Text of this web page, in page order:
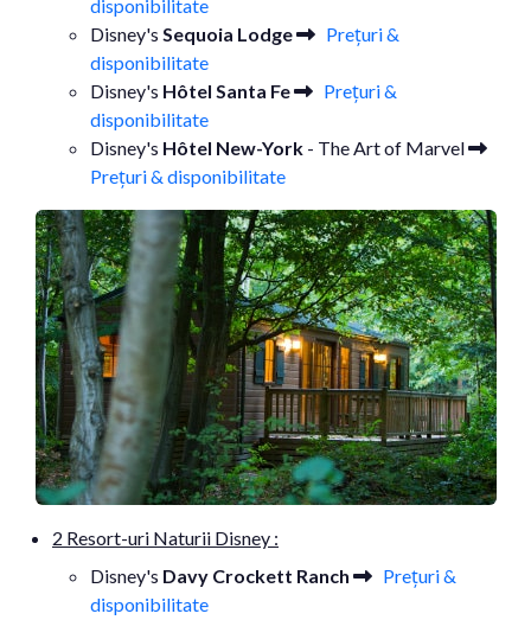
disponibilitate
Disney's Sequoia Lodge
Prețuri &
disponibilitate
Disney's Hôtel Santa Fe
Prețuri &
disponibilitate
Disney's Hôtel New-York - The Art of Marvel
Prețuri & disponibilitate
2 Resort-uri Naturii Disney :
Disney's Davy Crockett Ranch
Prețuri &
disponibilitate